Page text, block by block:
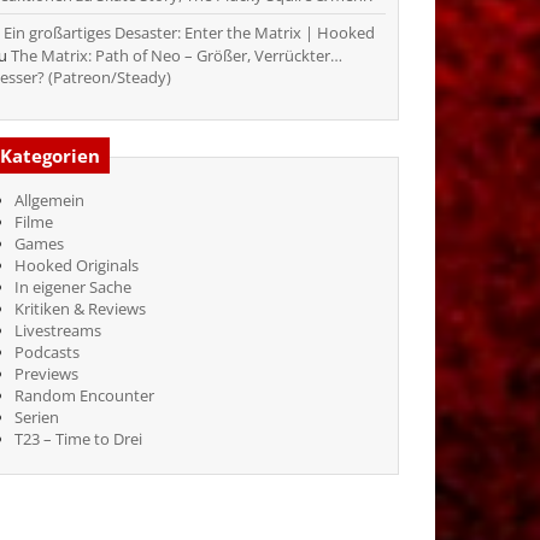
Ein großartiges Desaster: Enter the Matrix | Hooked
The Matrix: Path of Neo – Größer, Verrückter…
(Patreon/Steady)
Kategorien
Allgemein
Filme
Games
Hooked Originals
In eigener Sache
Kritiken & Reviews
Livestreams
Podcasts
Previews
Random Encounter
Serien
T23 – Time to Drei